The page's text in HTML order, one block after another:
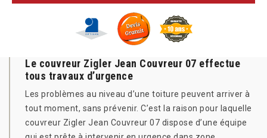
Le couvreur Zigler Jean Couvreur 07 effectue
tous travaux d’urgence
Les problèmes au niveau d’une toiture peuvent arriver à
tout moment, sans prévenir. C’est la raison pour laquelle
couvreur Zigler Jean Couvreur 07 dispose d’une équipe